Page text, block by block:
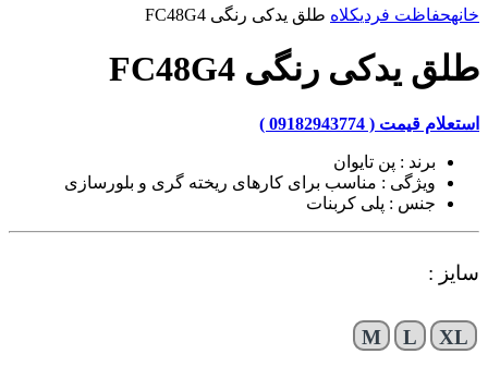
خانهحفاظت فردیکلاه طلق یدکی رنگی FC48G4
طلق یدکی رنگی FC48G4
استعلام قیمت ( 09182943774 )
برند : پن تایوان
ویژگی : مناسب برای کارهای ریخته گری و بلورسازی
جنس : پلی کربنات
سایز :
M L XL